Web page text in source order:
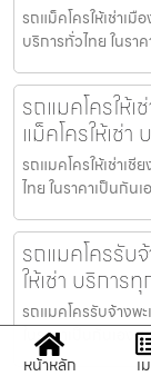
รถแม็คโครให้เช่าเมื
บริการทั่วไทย ในร
รถแมคโครให้เ
แม็คโครให้เช่
รถแมคโครให้เช่าเชี
ไทย ในราคาเป็นกั
รถแมคโครรับ
ให้เช่า บริการ
รถแมคโครรับจ้างพ
ในราคาเป็นกันเอ
หน้าหลัก
เ